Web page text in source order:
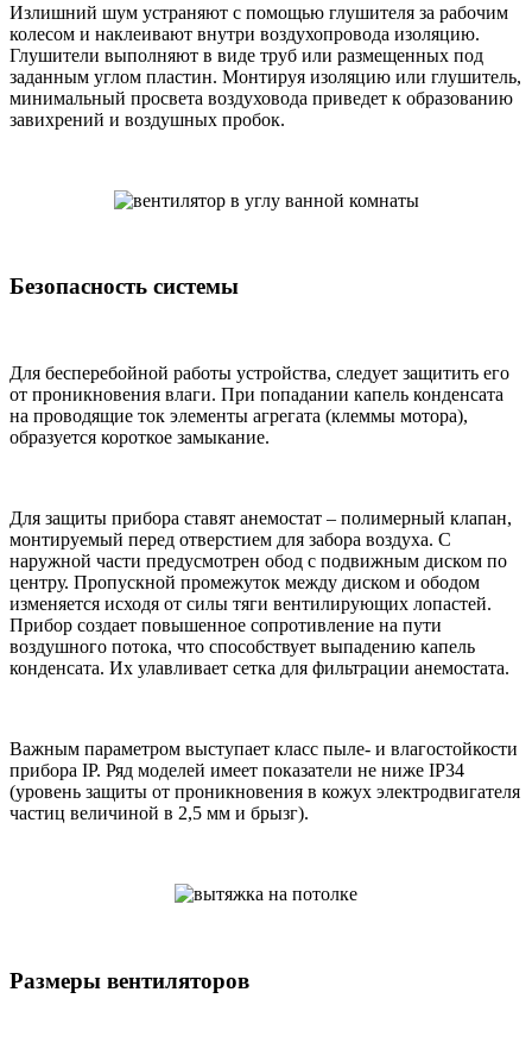
Излишний шум устраняют с помощью глушителя за рабочим
колесом и наклеивают внутри воздухопровода изоляцию.
Глушители выполняют в виде труб или размещенных под
заданным углом пластин. Монтируя изоляцию или глушитель,
минимальный просвета воздуховода приведет к образованию
завихрений и воздушных пробок.
Безопасность системы
Для бесперебойной работы устройства, следует защитить его
от проникновения влаги. При попадании капель конденсата
на проводящие ток элементы агрегата (клеммы мотора),
образуется короткое замыкание.
Для защиты прибора ставят анемостат – полимерный клапан,
монтируемый перед отверстием для забора воздуха. С
наружной части предусмотрен обод с подвижным диском по
центру. Пропускной промежуток между диском и ободом
изменяется исходя от силы тяги вентилирующих лопастей.
Прибор создает повышенное сопротивление на пути
воздушного потока, что способствует выпадению капель
конденсата. Их улавливает сетка для фильтрации анемостата.
Важным параметром выступает класс пыле- и влагостойкости
прибора IP. Ряд моделей имеет показатели не ниже IP34
(уровень защиты от проникновения в кожух электродвигателя
частиц величиной в 2,5 мм и брызг).
Размеры вентиляторов